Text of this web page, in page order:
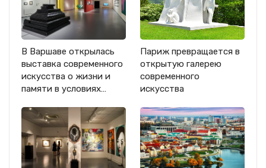
В Варшаве открылась
выставка современного
искусства о жизни и
памяти в условиях…
Париж превращается в
открытую галерею
современного
искусства